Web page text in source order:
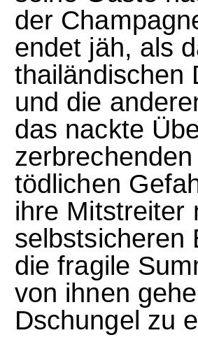
der
endet jäh, als
thailändischen
und die
das nackte
tödlichen
ihre Mitstreiter
selbstsicheren
die fragile
von ihnen
Dschungel zu